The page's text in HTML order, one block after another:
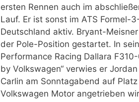
ersten Rennen auch im
Lauf. Er ist sonst im ATS Formel-
Deutschland aktiv. Bryant-
der Pole-Position gestartet. In
Performance Racing Dallara
by Volkswagen“ verwies er
Carlin am Sonntagabend auf
Volkswagen Motor angetrieben